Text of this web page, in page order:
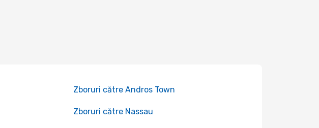
Zboruri către Andros Town
Zboruri către Nassau